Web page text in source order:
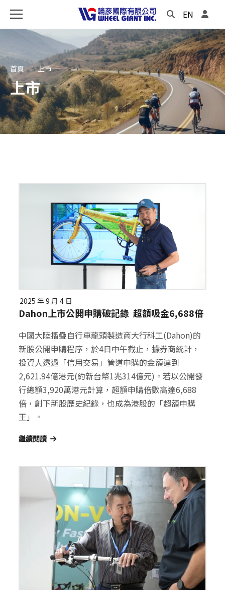
EN
首頁 上市
上市
2025 年 9 月 4 日
Dahon上市公開申購破記錄 超額吸金6,688倍
中國大陸摺疊自行車龍頭製造商大行科工(Dahon)的
新股公開申購程序，於4日中午截止，據券商統計，
投資人透過「信用交易」管道申購的金額達到
2,621.94億港元(約新台幣1兆314億元)。若以公開發
行總額3,920萬港元計算，超額申購倍數高達6,688
倍，創下新股歷史紀錄，也成為港股的「超額申購
王」。
繼續閱讀